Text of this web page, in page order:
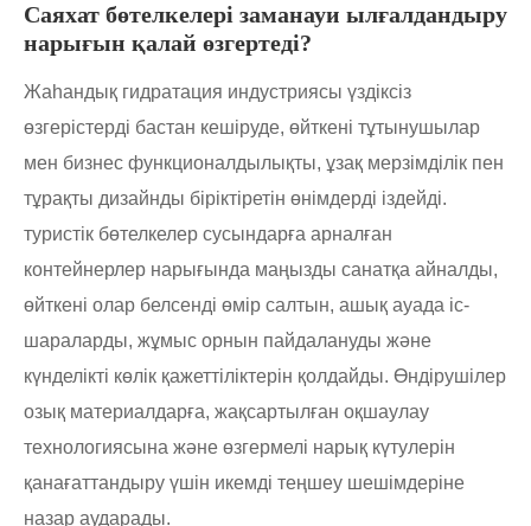
Саяхат бөтелкелері заманауи ылғалдандыру
нарығын қалай өзгертеді?
Жаһандық гидратация индустриясы үздіксіз
өзгерістерді бастан кешіруде, өйткені тұтынушылар
мен бизнес функционалдылықты, ұзақ мерзімділік пен
тұрақты дизайнды біріктіретін өнімдерді іздейді.
туристік бөтелкелер сусындарға арналған
контейнерлер нарығында маңызды санатқа айналды,
өйткені олар белсенді өмір салтын, ашық ауада іс-
шараларды, жұмыс орнын пайдалануды және
күнделікті көлік қажеттіліктерін қолдайды. Өндірушілер
озық материалдарға, жақсартылған оқшаулау
технологиясына және өзгермелі нарық күтулерін
қанағаттандыру үшін икемді теңшеу шешімдеріне
назар аударады.